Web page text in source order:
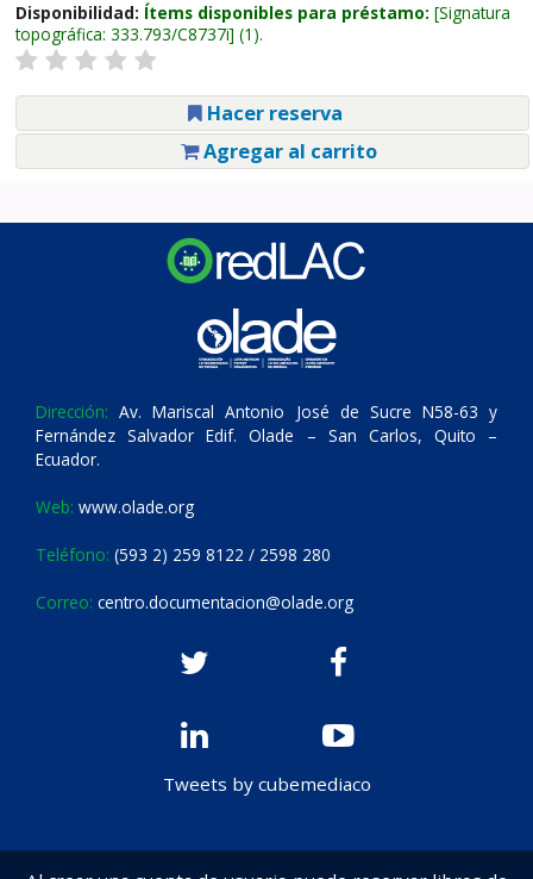
Disponibilidad: Ítems disponibles para préstamo: Signatura
topográfica: 333.793/C8737i (1).
Hacer reserva
Agregar al carrito
Dirección: Av. Mariscal Antonio José de Sucre N58-63 y
Fernández Salvador Edif. Olade – San Carlos, Quito –
Ecuador.
Web: www.olade.org
Teléfono: (593 2) 259 8122 / 2598 280
Correo: centro.documentacion@olade.org
Tweets by cubemediaco